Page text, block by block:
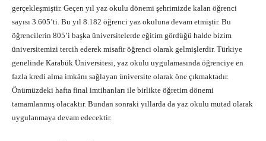
gerçekleşmiştir. Geçen yıl yaz okulu dönemi şehrimizde kalan öğrenci
sayısı 3.605’ti. Bu yıl 8.182 öğrenci yaz okuluna devam etmiştir. Bu
öğrencilerin 805’i başka üniversitelerde eğitim gördüğü halde bizim
üniversitemizi tercih ederek misafir öğrenci olarak gelmişlerdir. Türkiye
genelinde Karabük Üniversitesi, yaz okulu uygulamasında öğrenciye en
fazla kredi alma imkânı sağlayan üniversite olarak öne çıkmaktadır.
Önümüzdeki hafta final imtihanları ile birlikte öğretim dönemi
tamamlanmış olacaktır. Bundan sonraki yıllarda da yaz okulu mutad olarak
uygulanmaya devam edecektir.